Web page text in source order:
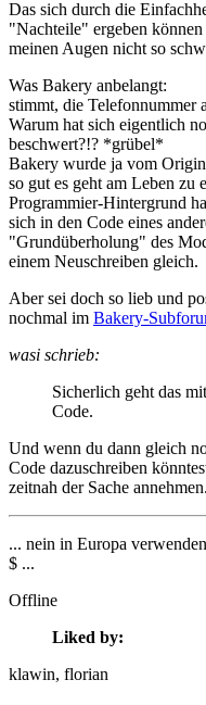
Das sich durch die
"Nachteile" ergeben
meinen Augen nicht so
Was Bakery anbelangt:
stimmt, die Telefonnummer
Warum hat sich eigentlich
beschwert?!? *grübel*
Bakery wurde ja vom
so gut es geht am Leben zu
Programmier-Hintergrund
sich in den Code eines
"Grundüberholung" des
einem Neuschreiben gleich.
Aber sei doch so lieb und
nochmal im Bakery-
wasi schrieb:
Sicherlich geht das
Code.
Und wenn du dann gleich
Code dazuschreiben
zeitnah der Sache
... nein in Europa
$ ...
Offline
Liked by:
klawin, florian